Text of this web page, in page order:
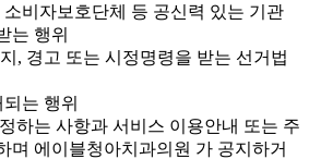
비자보호단체 등 공신력 있는 기관
는 행위
, 경고 또는 시정명령을 받는 선거법
는 행위
하는 사항과 서비스 이용안내 또는 주
며 에이블청아치과의원 가 공지하거